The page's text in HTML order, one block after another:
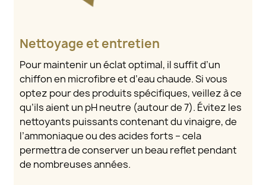
Nettoyage et entretien
Pour maintenir un éclat optimal, il suffit d’un
chiffon en microfibre et d’eau chaude. Si vous
optez pour des produits spécifiques, veillez à ce
qu’ils aient un pH neutre (autour de 7). Évitez les
nettoyants puissants contenant du vinaigre, de
l’ammoniaque ou des acides forts – cela
permettra de conserver un beau reflet pendant
de nombreuses années.